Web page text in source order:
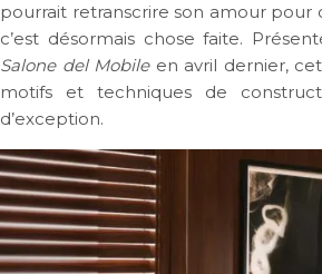
pourrait retranscrire son amour pour
c’est désormais chose faite.
Salone del Mobileen avril dernier,
motifs et techniques de
d’exception.